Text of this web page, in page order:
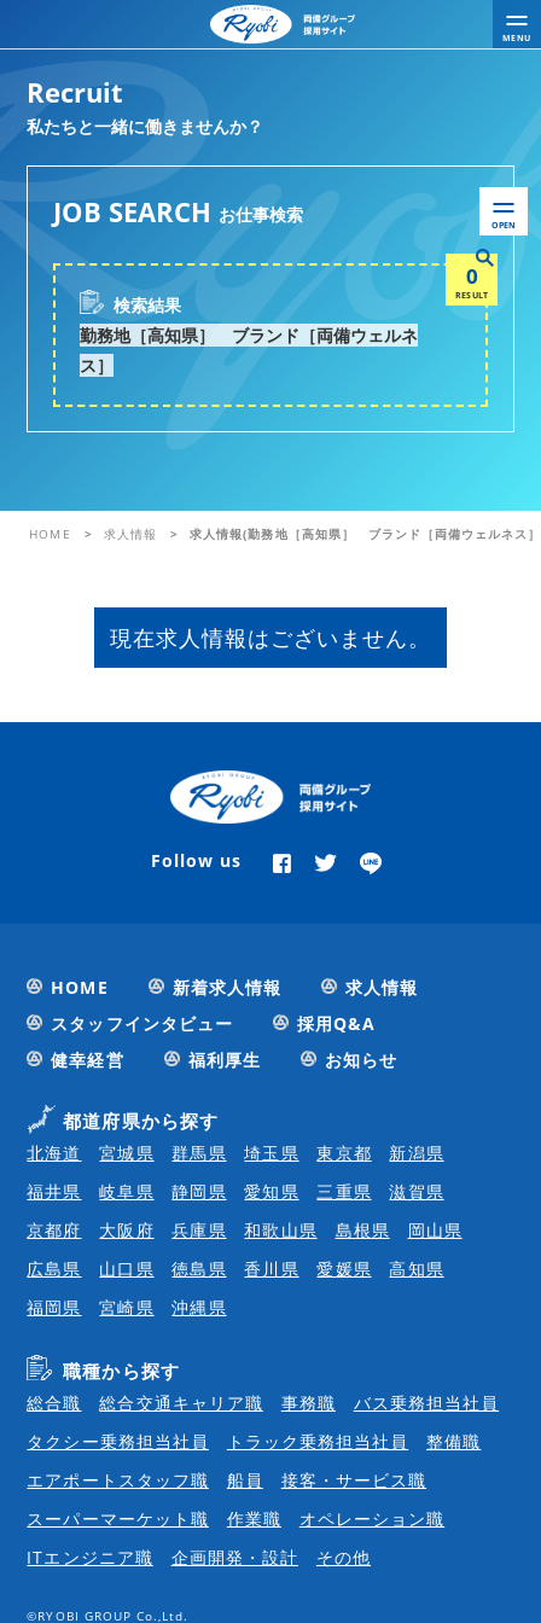
Recruit
私たちと一緒に働きませんか？
JOB SEARCH お仕事検索 OPEN
検索結果
勤務地［高知県］ ブランド［両備ウェルネ
ス］
0
RESULT
MENU
HOME 求人情報 求人情報(勤務地［高知県］ ブランド［両備ウェルネス
現在求人情報はございません。
Follow us
HOME 新着求人情報
求人情報
スタッフインタビュー
採用Q&A
健幸経営
福利厚生 お知らせ
都道府県から探す
北海道 宮城県 群馬県 埼玉県 東京都
新潟県
福井県
岐阜県 静岡県 愛知県 三重県
滋賀県
京都府
大阪府 兵庫県 和歌山県 島根県
岡山県
広島県
山口県 徳島県 香川県 愛媛県
高知県
福岡県
宮崎県 沖縄県
職種から探す
総合職 総合交通キャリア職 事務職
バス乗務担当社員
タクシー乗務担当社員
トラック乗務担当社員
整備職
エアポートスタッフ職
船員
接客・サービス職
スーパーマーケット職
作業職
オペレーション職
ITエンジニア職
企画開発・設計 その他
©RYOBI GROUP Co.,Ltd.